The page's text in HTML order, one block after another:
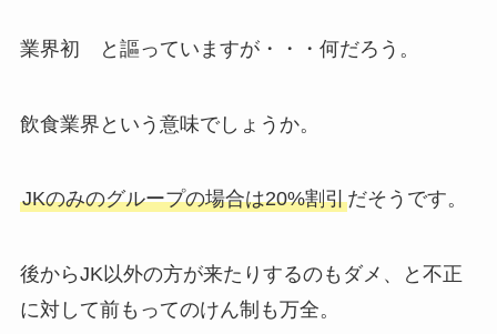
業界初 と謳っていますが・・・何だろう。
飲食業界という意味でしょうか。
JKのみのグループの場合は20%割引だそうです。
後からJK以外の方が来たりするのもダメ、と不正
に対して前もってのけん制も万全。